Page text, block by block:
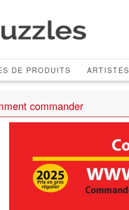
DE PRODUITS ARTISTES
commander